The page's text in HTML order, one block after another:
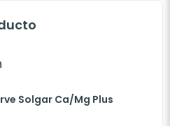
Solgar Ca/Mg Plus